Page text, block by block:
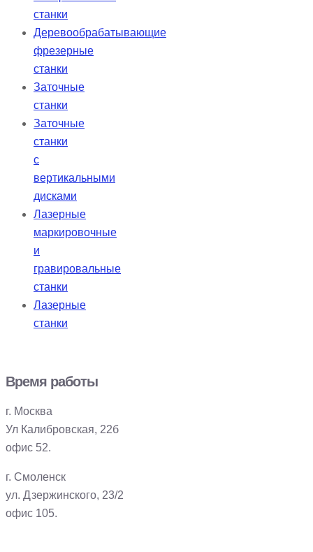
станки
Деревообрабатывающие
фрезерные
станки
Заточные
станки
Заточные
станки
с
вертикальными
дисками
Лазерные
маркировочные
и
гравировальные
станки
Лазерные
станки
Время работы
г. Москва
Ул Калибровская, 22б
офис 52.
г. Смоленск
ул. Дзержинского, 23/2
офис 105.